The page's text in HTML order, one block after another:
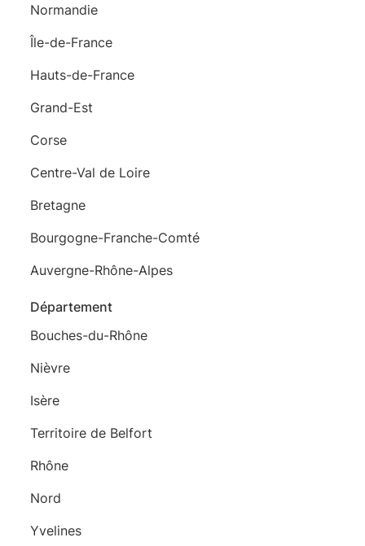
Normandie
Île-de-France
Hauts-de-France
Grand-Est
Corse
Centre-Val de Loire
Bretagne
Bourgogne-Franche-Comté
Auvergne-Rhône-Alpes
Département
Bouches-du-Rhône
Nièvre
Isère
Territoire de Belfort
Rhône
Nord
Yvelines